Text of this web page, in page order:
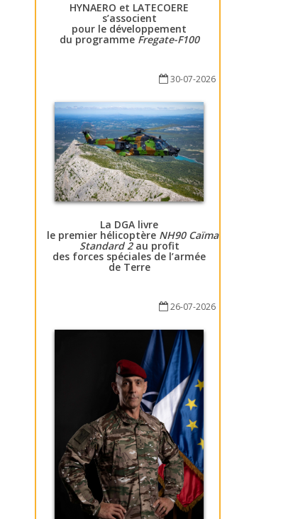
HYNAERO et LATECOERE
s’associent
pour le développement
du programme Fregate-F100
30-07-2026
La DGA livre
le premier hélicoptère NH90 Caïman
Standard 2au profit
des forces spéciales de l’armée
de Terre
26-07-2026